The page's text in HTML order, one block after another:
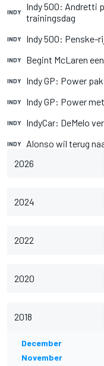
INDY
Indy 500: Andretti
trainingsdag
INDY Indy 500: Penske-
INDY Begint McLaren
INDY Indy GP: Power
INDY Indy GP: Power
INDY IndyCar: DeMelo
INDY
Alonso wil terug
2026
2024
2022
2020
2018
December
November